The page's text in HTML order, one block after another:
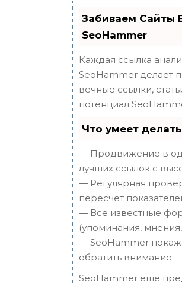
Забиваем Сайты
SeoHammer
Каждая ссылка
SeoHammer делает
вечные ссылки,
потенциал
Что умеет
— Продвижение в
лучших ссылок с
— Регулярная
пересчет
— Все известные
(упоминания,
— SeoHammer
обратить внимание.
SeoHammer еще